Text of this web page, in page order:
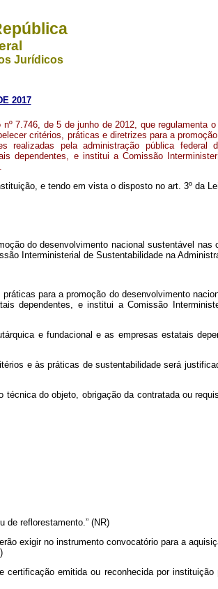
Jurídicos
2017
7.746, de 5 de junho de 2012, que regulamenta
critérios, práticas e diretrizes para a
realizadas pela administração pública federal
dependentes, e institui a Comissão
e tendo em vista o disposto no art. 3º da
do desenvolvimento nacional sustentável nas
Interministerial de Sustentabilidade na
para a promoção do desenvolvimento
dependentes, e institui a Comissão
e fundacional e as empresas estatais
e às práticas de sustentabilidade será
do objeto, obrigação da contratada ou
de reflorestamento.” (NR)
exigir no instrumento convocatório para a
emitida ou reconhecida por